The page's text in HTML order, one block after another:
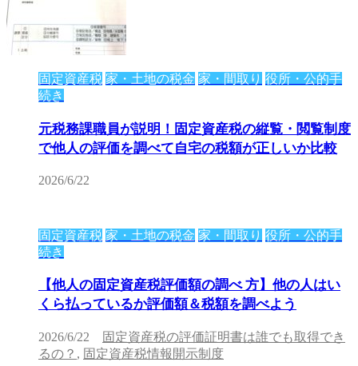
固定資産税 家・土地の税金 家・間取り 役所・公的手
続き
元税務課職員が説明！固定資産税の縦覧・閲覧制度
で他人の評価を調べて自宅の税額が正しいか比較
2026/6/22
固定資産税 家・土地の税金 家・間取り 役所・公的手
続き
【他人の固定資産税評価額の調べ 方】他の人はい
くら払っているか評価額＆税額を調べよう
2026/6/22
固定資産税の評価証明書は誰でも取得でき
るの？ , 固定資産税情報開示制度